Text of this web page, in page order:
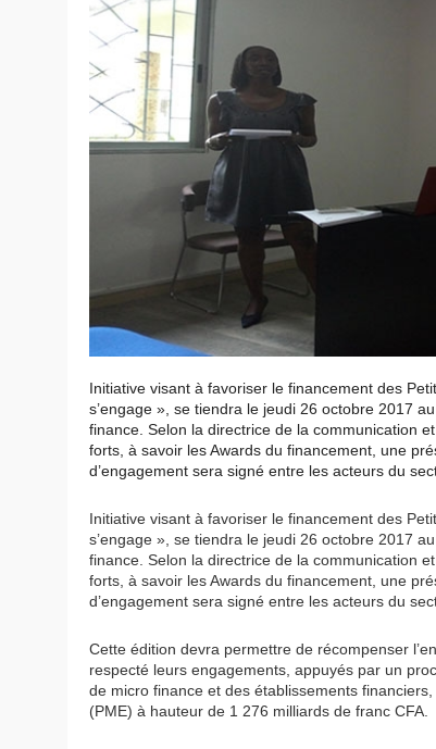
Initiative visant à favoriser le financement des
s’engage », se tiendra le jeudi 26 octobre 2017
finance. Selon la directrice de la communication
forts, à savoir les Awards du financement, une
d’engagement sera signé entre les acteurs du
Initiative visant à favoriser le financement des
s’engage », se tiendra le jeudi 26 octobre 2017
finance. Selon la directrice de la communication
forts, à savoir les Awards du financement, une
d’engagement sera signé entre les acteurs du
Cette édition devra permettre de récompenser
respecté leurs engagements, appuyés par un
de micro finance et des établissements
(PME) à hauteur de 1 276 milliards de franc CFA.